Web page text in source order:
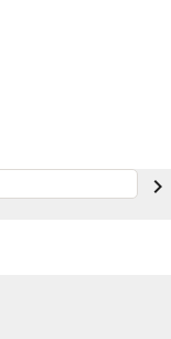
navigate_next